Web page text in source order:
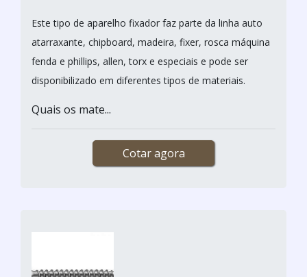
Este tipo de aparelho fixador faz parte da linha auto
atarraxante, chipboard, madeira, fixer, rosca máquina
fenda e phillips, allen, torx e especiais e pode ser
disponibilizado em diferentes tipos de materiais.
Quais os mate...
Cotar agora